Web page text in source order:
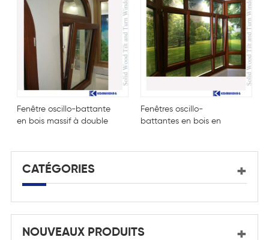
Fenêtre oscillo-battante
en bois massif à double
Fenêtres oscillo-
battantes en bois en
CATÉGORIES
NOUVEAUX PRODUITS